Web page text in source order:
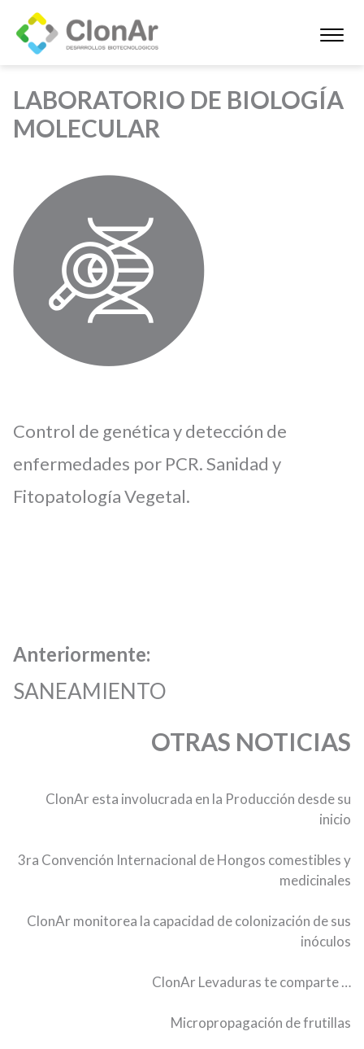
LABORATORIO DE BIOLOGÍA
MOLECULAR
Control de genética y detección de
enfermedades por PCR. Sanidad y
Fitopatología Vegetal.
Anteriormente:
SANEAMIENTO
OTRAS NOTICIAS
ClonAr esta involucrada en la Producción desde su
inicio
3ra Convención Internacional de Hongos comestibles y
medicinales
ClonAr monitorea la capacidad de colonización de sus
inóculos
ClonAr Levaduras te comparte …
Micropropagación de frutillas